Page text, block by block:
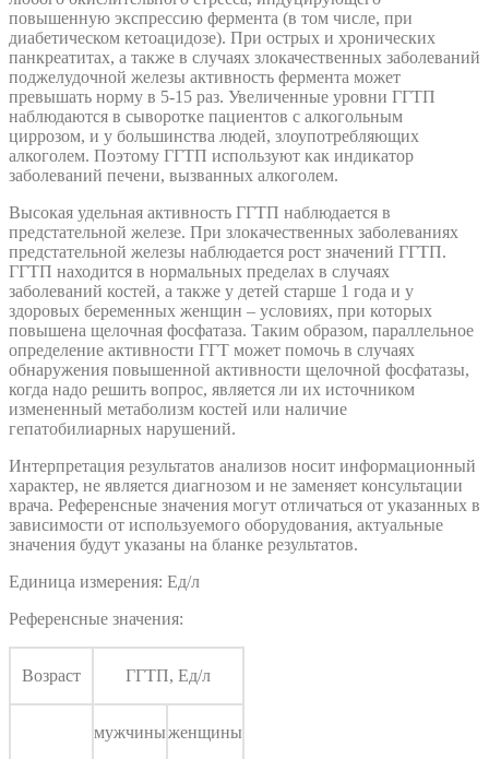
повышенную экспрессию фермента (в том числе, при
диабетическом кетоацидозе). При острых и хронических
панкреатитах, а также в случаях злокачественных заболеваний
поджелудочной железы активность фермента может
превышать норму в 5-15 раз. Увеличенные уровни ГГТП
наблюдаются в сыворотке пациентов с алкогольным
циррозом, и у большинства людей, злоупотребляющих
алкоголем. Поэтому ГГТП используют как индикатор
заболеваний печени, вызванных алкоголем.
Высокая удельная активность ГГТП наблюдается в
предстательной железе. При злокачественных заболеваниях
предстательной железы наблюдается рост значений ГГТП.
ГГТП находится в нормальных пределах в случаях
заболеваний костей, а также у детей старше 1 года и у
здоровых беременных женщин – условиях, при которых
повышена щелочная фосфатаза. Таким образом, параллельное
определение активности ГГТ может помочь в случаях
обнаружения повышенной активности щелочной фосфатазы,
когда надо решить вопрос, является ли их источником
измененный метаболизм костей или наличие
гепатобилиарных нарушений.
Интерпретация результатов анализов носит информационный
характер, не является диагнозом и не заменяет консультации
врача. Референсные значения могут отличаться от указанных в
зависимости от используемого оборудования, актуальные
значения будут указаны на бланке результатов.
Единица измерения: Ед/л
Референсные значения:
Возраст ГГТП, Ед/л
мужчиныженщины